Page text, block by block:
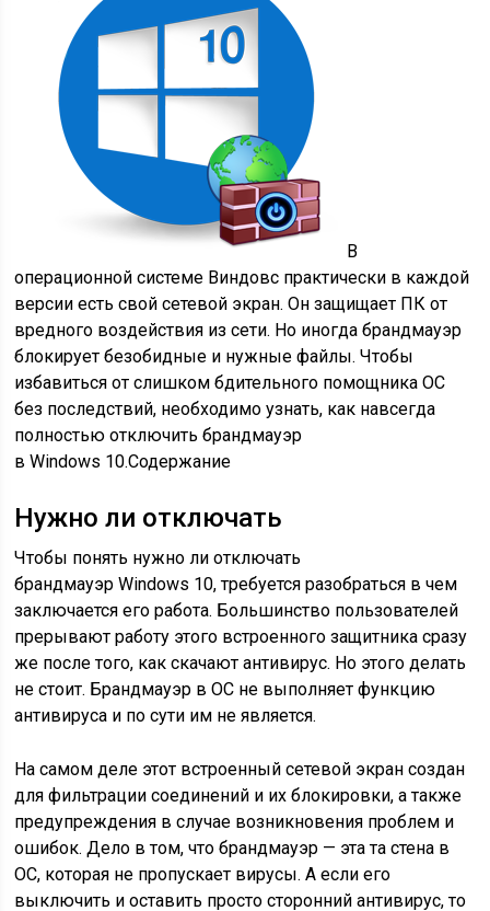
В
операционной системе Виндовс практически в каждой
версии есть свой сетевой экран. Он защищает ПК от
вредного воздействия из сети. Но иногда брандмауэр
блокирует безобидные и нужные файлы. Чтобы
избавиться от слишком бдительного помощника ОС
без последствий, необходимо узнать, как навсегда
полностью отключить брандмауэр
в Windows 10.Содержание
Нужно ли отключать
Чтобы понять нужно ли отключать
брандмауэр Windows 10, требуется разобраться в чем
заключается его работа. Большинство пользователей
прерывают работу этого встроенного защитника сразу
же после того, как скачают антивирус. Но этого делать
не стоит. Брандмауэр в ОС не выполняет функцию
антивируса и по сути им не является.
На самом деле этот встроенный сетевой экран создан
для фильтрации соединений и их блокировки, а также
предупреждения в случае возникновения проблем и
ошибок. Дело в том, что брандмауэр — эта та стена в
ОС, которая не пропускает вирусы. А если его
выключить и оставить просто сторонний антивирус, то